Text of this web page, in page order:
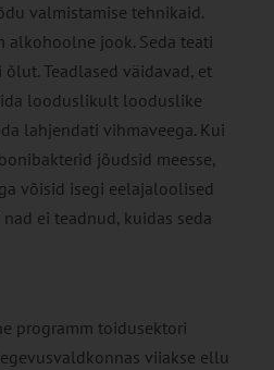
valmistamise tehnikaid.
alkohoolne jook. Seda teati
Teadlased väidavad, et
looduslikult looduslike
lahjendati vihmaveega. Kui
jõudsid meesse,
võisid isegi eelajaloolised
ei teadnud, kuidas seda
programm toidusektori
viiakse ellu